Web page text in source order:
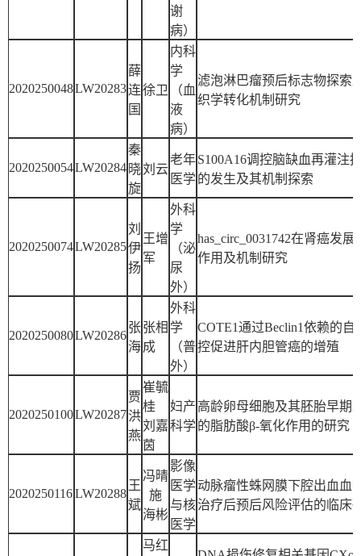
谢
病）
2020250048LW20283
薛
连
国
徐卫
内科
学
（血
液
病）
滤泡淋巴瘤预后标志物探索
织学转化机制研究
2020250054LW20284
秦
晓
旋
刘云
老年
医学
S100A16调控脑缺血再灌注
的发生及其机制探索
2020250074LW20285
刘
伊
扬
王增
军
外科
学
（泌
尿
外）
has_circ_0031742在肾癌发展
作用及机制研究
2020250080LW20286
张
海
张相
成
外科
学
（普
外）
COTE1通过Beclin1依赖的自
控促进肝内胆管癌的增殖
2020250100LW20287
贾
洪
燕
崔毓
桂
刘嘉
茵
妇产
科学
高龄卵母细胞及其胚胎早期
的脂肪酸β-氧化作用的研究
2020250116LW20288
王
斌
冯晴
施
海彬
影像
医学
与核
医学
动脉瘤性蛛网膜下腔出血血
治疗后预后风险评估的临床
马红